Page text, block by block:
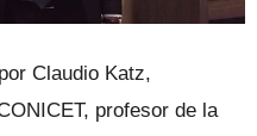
Claudio Katz,
profesor de la